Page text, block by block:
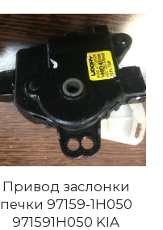
Привод заслонки
печки 97159-1H050
971591H050 KIA